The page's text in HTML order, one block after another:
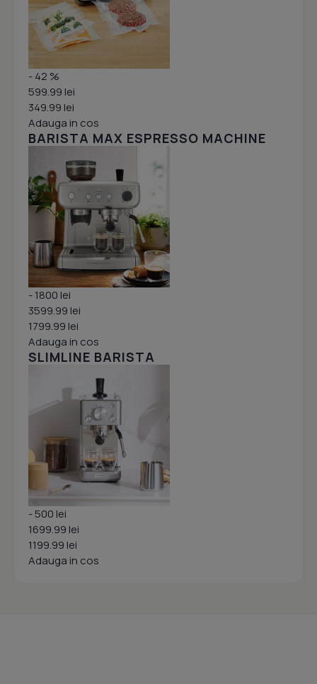
- 42 %
599.99 lei
349.99 lei
Adauga in cos
BARISTA MAX ESPRESSO MACHINE
- 1800 lei
3599.99 lei
1799.99 lei
Adauga in cos
SLIMLINE BARISTA
- 500 lei
1699.99 lei
1199.99 lei
Adauga in cos